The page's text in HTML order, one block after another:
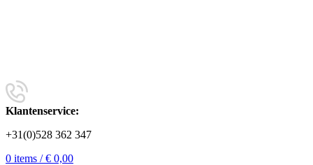
Klantenservice:
+31(0)528 362 347
0 items / € 0,00